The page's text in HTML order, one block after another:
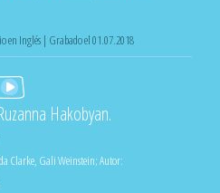
en Inglés | Grabado el 01.07.2018
Hakobyan.
Clarke, Gali Weinstein;Autor: